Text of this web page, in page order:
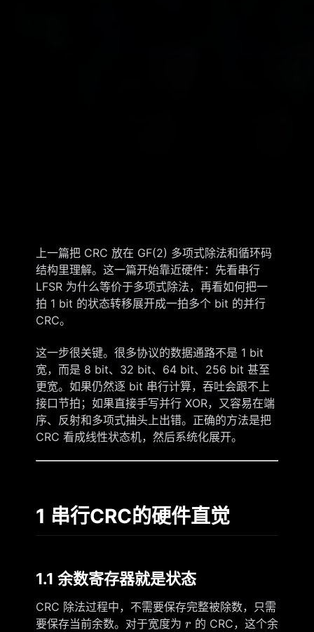
上一篇把 CRC 放在 GF(2) 多项式除法和循环码
结构里理解。这一篇开始靠近硬件：先看串行
LFSR 为什么等价于多项式除法，再看如何把一
拍 1 bit 的状态转移展开成一拍多个 bit 的并行
CRC。
这一步很关键。很多协议的数据通路不是 1 bit
宽，而是 8 bit、32 bit、64 bit、256 bit 甚至
更宽。如果仍然逐 bit 串行计算，吞吐会跟不上
接口节拍；如果直接手写并行 XOR，又容易在端
序、反射和多项式抽头上出错。正确的方法是把
CRC 看成线性状态机，然后系统化展开。
1 串行CRC的硬件直觉
1.1 余数寄存器就是状态
CRC 除法过程中，不需要保存完整被除数，只需
要保存当前余数。对于宽度为 r
r 的 CRC，这个余